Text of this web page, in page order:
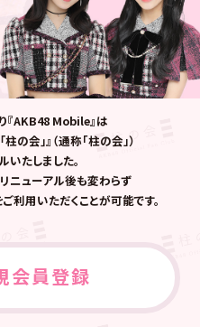
AKB48 Mobile』は
会｣』（通称「柱の会」）
いたしました。
ニューアル後も変わらず
利用いただくことが可能です。
会員登録